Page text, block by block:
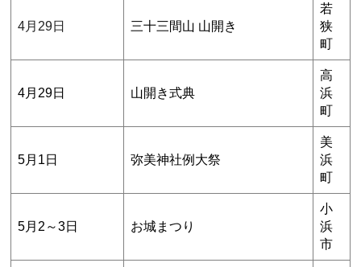
4月29日 三十三間山 山開き
若
狭
町
4月29日 山開き式典
高
浜
町
5月1日 弥美神社例大祭
美
浜
町
5月2～3日 お城まつり
小
浜
市